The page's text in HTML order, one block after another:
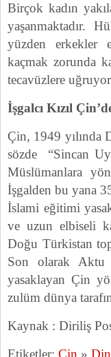
Birçok kadın
yaşanmaktadır.
yüzden erkekler
kaçmak zorunda
tecavüzlere
İşgalcı Kızıl
Çin, 1949 yılında
sözde “Sincan
Müslümanlara
İşgalden bu yana
İslami eğitimi
ve uzun elbiseli
Doğu Türkistan
Son olarak Aktu
yasaklayan Çin
zulüm dünya
Kaynak : Diriliş
Etiketler: Çin » Din